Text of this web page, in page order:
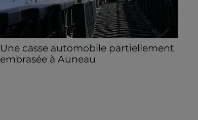
Une casse automobile partiellement
embrasée à Auneau